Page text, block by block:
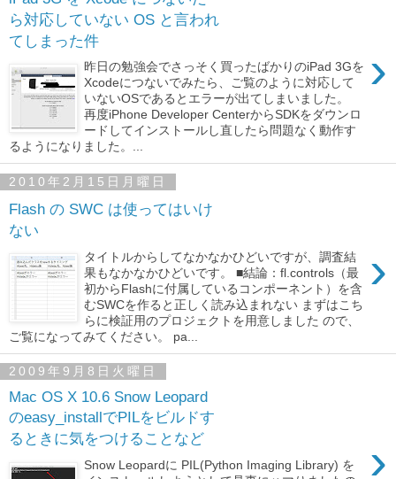
ら対応していない OS と言われ
てしまった件
›
昨日の勉強会でさっそく買ったばかりのiPad 3Gを
Xcodeにつないでみたら、ご覧のように対応して
いないOSであるとエラーが出てしまいました。
再度iPhone Developer CenterからSDKをダウンロ
ードしてインストールし直したら問題なく動作す
るようになりました。...
2010年2月15日月曜日
Flash の SWC は使ってはいけ
ない
›
タイトルからしてなかなかひどいですが、調査結
果もなかなかひどいです。 ■結論：fl.controls（最
初からFlashに付属しているコンポーネント）を含
むSWCを作ると正しく読み込まれない まずはこち
らに検証用のプロジェクトを用意しました ので、
ご覧になってみてください。 pa...
2009年9月8日火曜日
Mac OS X 10.6 Snow Leopard
のeasy_installでPILをビルドす
るときに気をつけることなど
›
Snow Leopardに PIL(Python Imaging Library) を